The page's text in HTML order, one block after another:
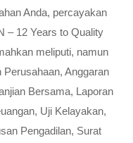
Anda, percayakan
– 12 Years to Quality
meliputi, namun
Anggaran
Bersama, Laporan
Uji Kelayakan,
Pengadilan, Surat